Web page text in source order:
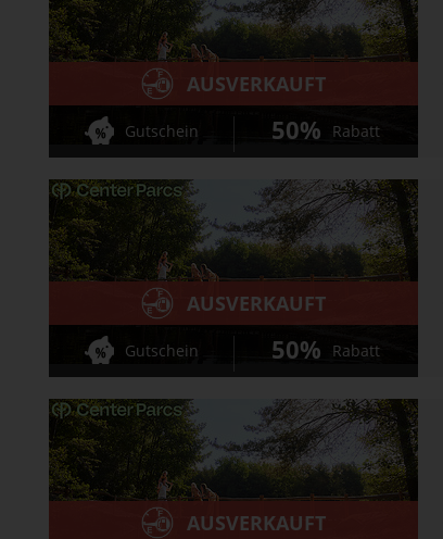
AUSVERKAUFT
Gutschein 50% Rabatt
AUSVERKAUFT
Gutschein 50% Rabatt
AUSVERKAUFT